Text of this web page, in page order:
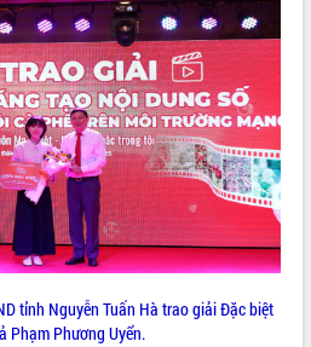
với
sĩ
tỉnh Nguyễn Tuấn Hà trao giải Đặc biệt
Phạm Phương Uyển.